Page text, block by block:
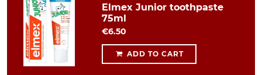
Elmex Junior toothpaste
75ml
€6.50
ADD TO CART